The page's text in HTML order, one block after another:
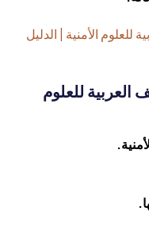
الأمنية | الدليل
العربية للعلوم